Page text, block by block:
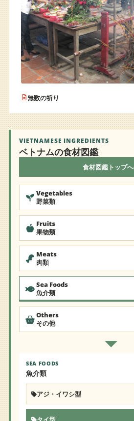
無数の祈り
VIETNAMESE INGREDIENTS
ベトナムの食材図鑑
食材図鑑トップへ
Vegetables
野菜類
Fruits
果物類
Meats
肉類
Sea Foods
魚介類
Others
その他
SEA FOODS
魚介類
アジ・イワシ型